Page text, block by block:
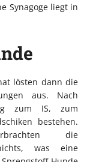
Synagoge liegt in
lösten dann die
aus. Nach
zum IS, zum
bestehen.
die
was eine